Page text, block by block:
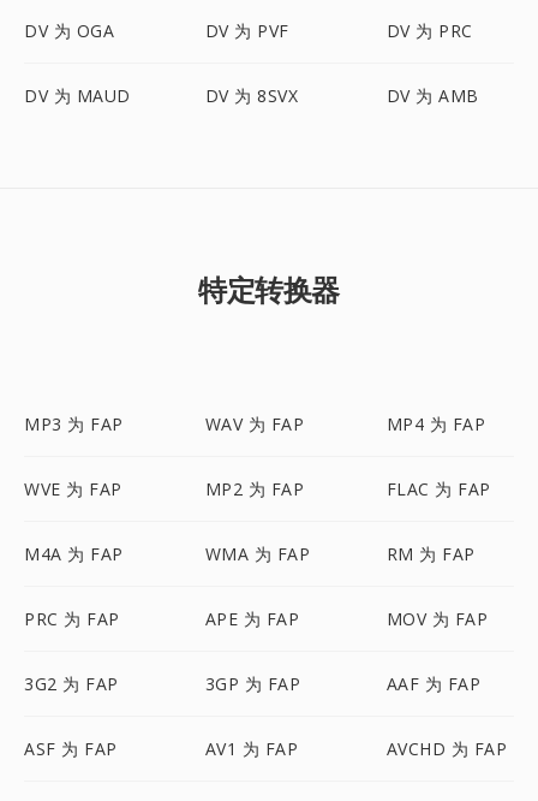
DV 为 OGA DV 为 PVF DV 为 PRC
DV 为 MAUD DV 为 8SVX DV 为 AMB
特定转换器
MP3 为 FAP WAV 为 FAP MP4 为 FAP
WVE 为 FAP MP2 为 FAP FLAC 为 FAP
M4A 为 FAP WMA 为 FAP RM 为 FAP
PRC 为 FAP APE 为 FAP MOV 为 FAP
3G2 为 FAP 3GP 为 FAP AAF 为 FAP
ASF 为 FAP AV1 为 FAP AVCHD 为 FAP